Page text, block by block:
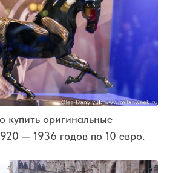
оригинальные
— 1936 годов по 10 евро.